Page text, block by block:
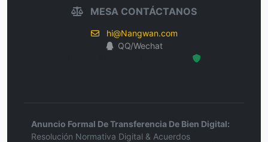
MESA CONTÁCTANOS
hi@Nangwan.com
QQ/Wechat
Anuncio Formal De Transferencia De Bien Digital:
Resolución Normativa Digital & Acuerdos